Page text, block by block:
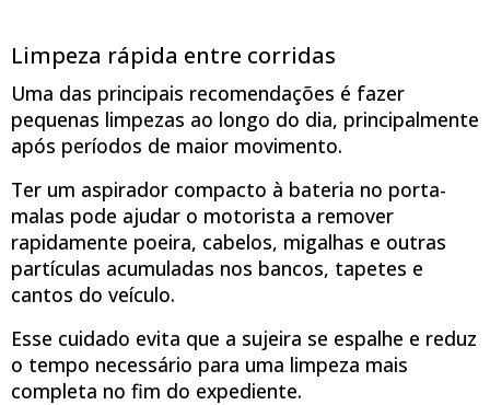
Limpeza rápida entre corridas
Uma das principais recomendações é fazer
pequenas limpezas ao longo do dia, principalmente
após períodos de maior movimento.
Ter um aspirador compacto à bateria no porta-
malas pode ajudar o motorista a remover
rapidamente poeira, cabelos, migalhas e outras
partículas acumuladas nos bancos, tapetes e
cantos do veículo.
Esse cuidado evita que a sujeira se espalhe e reduz
o tempo necessário para uma limpeza mais
completa no fim do expediente.